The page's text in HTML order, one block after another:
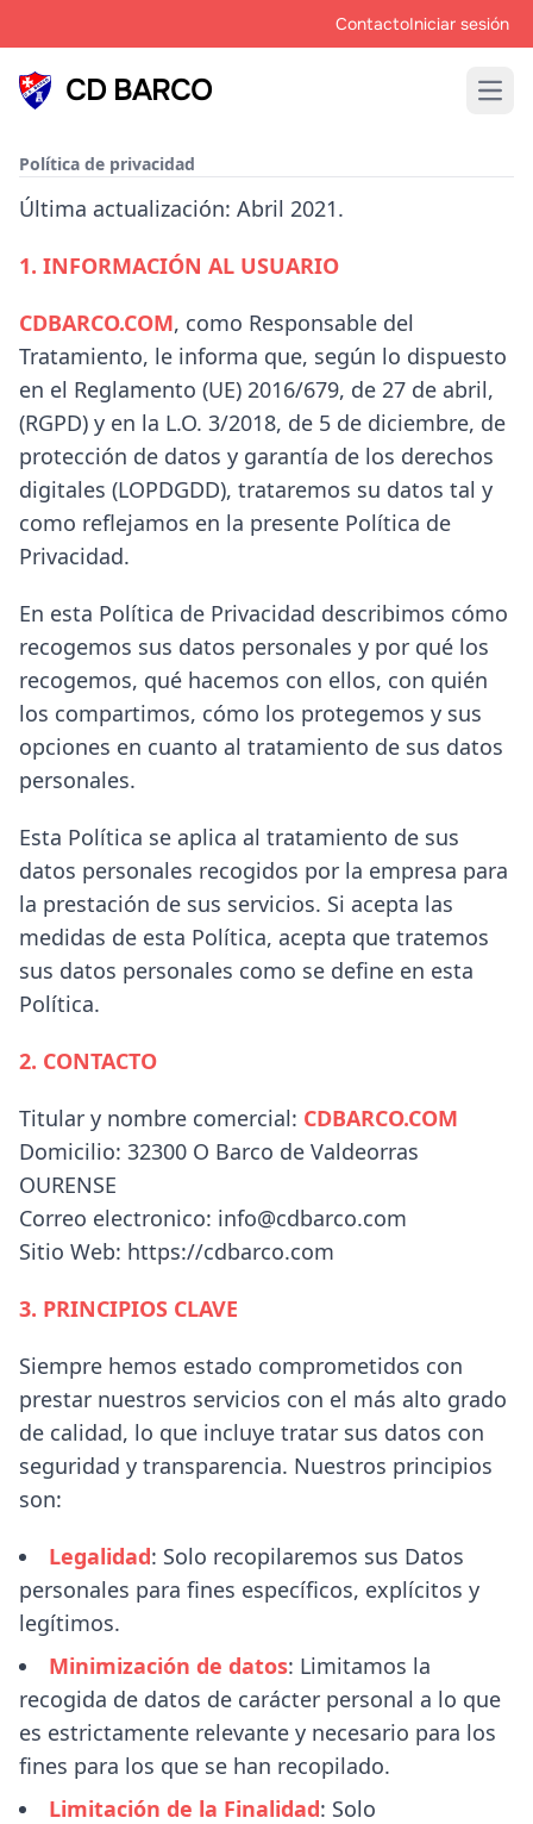
ContactoIniciar sesión
CD BARCO
Política de privacidad
Última actualización: Abril 2021.
1. INFORMACIÓN AL USUARIO
CDBARCO.COM, como Responsable del
Tratamiento, le informa que, según lo dispuesto
en el Reglamento (UE) 2016/679, de 27 de abril,
(RGPD) y en la L.O. 3/2018, de 5 de diciembre, de
protección de datos y garantía de los derechos
digitales (LOPDGDD), trataremos su datos tal y
como reflejamos en la presente Política de
Privacidad.
En esta Política de Privacidad describimos cómo
recogemos sus datos personales y por qué los
recogemos, qué hacemos con ellos, con quién
los compartimos, cómo los protegemos y sus
opciones en cuanto al tratamiento de sus datos
personales.
Esta Política se aplica al tratamiento de sus
datos personales recogidos por la empresa para
la prestación de sus servicios. Si acepta las
medidas de esta Política, acepta que tratemos
sus datos personales como se define en esta
Política.
2. CONTACTO
Titular y nombre comercial: CDBARCO.COM
Domicilio: 32300 O Barco de Valdeorras
OURENSE
Correo electronico: info@cdbarco.com
Sitio Web: https://cdbarco.com
3. PRINCIPIOS CLAVE
Siempre hemos estado comprometidos con
prestar nuestros servicios con el más alto grado
de calidad, lo que incluye tratar sus datos con
seguridad y transparencia. Nuestros principios
son:
Legalidad: Solo recopilaremos sus Datos
personales para fines específicos, explícitos y
legítimos.
Minimización de datos: Limitamos la
recogida de datos de carácter personal a lo que
es estrictamente relevante y necesario para los
fines para los que se han recopilado.
Limitación de la Finalidad: Solo